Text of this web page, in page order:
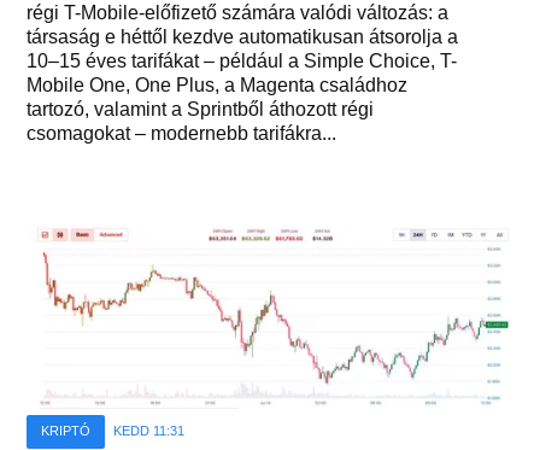
régi T-Mobile-előfizető számára valódi változás: a
társaság e héttől kezdve automatikusan átsorolja a
10–15 éves tarifákat – például a Simple Choice, T-
Mobile One, One Plus, a Magenta családhoz
tartozó, valamint a Sprintből áthozott régi
csomagokat – modernebb tarifákra...
KRIPTÓ KEDD 11:31